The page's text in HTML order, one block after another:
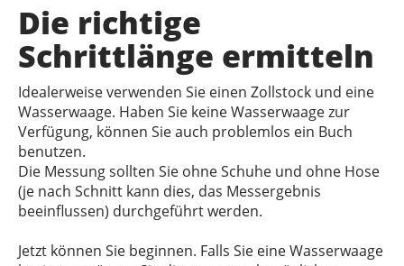
Die richtige
Schrittlänge ermitteln
Idealerweise verwenden Sie einen Zollstock und eine
Wasserwaage. Haben Sie keine Wasserwaage zur
Verfügung, können Sie auch problemlos ein Buch
benutzen.
Die Messung sollten Sie ohne Schuhe und ohne Hose
(je nach Schnitt kann dies, das Messergebnis
beeinflussen) durchgeführt werden.
Jetzt können Sie beginnen. Falls Sie eine Wasserwaage